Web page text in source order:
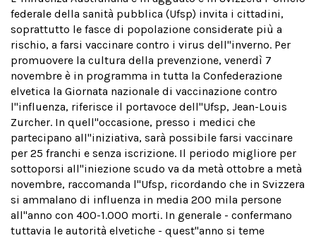
federale della sanità pubblica (Ufsp) invita i cittadini,
soprattutto le fasce di popolazione considerate più a
rischio, a farsi vaccinare contro i virus dell''inverno. Per
promuovere la cultura della prevenzione, venerdì 7
novembre è in programma in tutta la Confederazione
elvetica la Giornata nazionale di vaccinazione contro
l''influenza, riferisce il portavoce dell''Ufsp, Jean-Louis
Zurcher. In quell''occasione, presso i medici che
partecipano all''iniziativa, sarà possibile farsi vaccinare
per 25 franchi e senza iscrizione. Il periodo migliore per
sottoporsi all''iniezione scudo va da metà ottobre a metà
novembre, raccomanda l''Ufsp, ricordando che in Svizzera
si ammalano di influenza in media 200 mila persone
all''anno con 400-1.000 morti. In generale - confermano
tuttavia le autorità elvetiche - quest''anno si teme